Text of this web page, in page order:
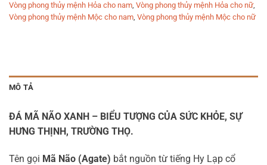
Vòng phong thủy mệnh Hỏa cho nam, Vòng phong thủy mệnh Hỏa cho nữ,
Vòng phong thủy mệnh Mộc cho nam, Vòng phong thủy mệnh Mộc cho nữ
MÔ TẢ
ĐÁ MÃ NÃO XANH – BIỂU TƯỢNG CỦA SỨC KHỎE, SỰ
HƯNG THỊNH, TRƯỜNG THỌ.
Tên gọi Mã Não (Agate) bắt nguồn từ tiếng Hy Lạp cổ